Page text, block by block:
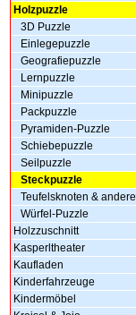
Holzpuzzle
3D Puzzle
Einlegepuzzle
Geografiepuzzle
Lernpuzzle
Minipuzzle
Packpuzzle
Pyramiden-Puzzle
Schiebepuzzle
Seilpuzzle
Steckpuzzle
Teufelsknoten & andere
Würfel-Puzzle
Holzzuschnitt
Kasperltheater
Kaufladen
Kinderfahrzeuge
Kindermöbel